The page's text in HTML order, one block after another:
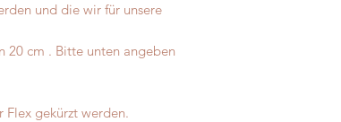
und die wir für unsere
20 cm . Bitte unten angeben
Flex gekürzt werden.